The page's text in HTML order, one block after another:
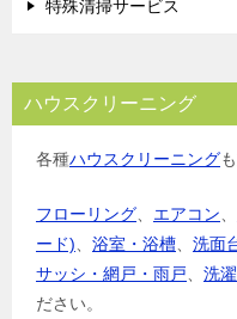
特殊清掃サービス
ハウスクリーニング
各種ハウスクリーニング
フローリング エアコン
ード)
浴室・浴槽 洗面
サッシ・網戸・雨戸
洗
ださい。